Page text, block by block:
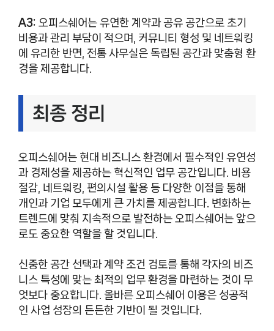
A3: 오피스쉐어는 유연한 계약과 공유 공간으로 초기
비용과 관리 부담이 적으며, 커뮤니티 형성 및 네트워킹
에 유리한 반면, 전통 사무실은 독립된 공간과 맞춤형 환
경을 제공합니다.
최종 정리
오피스쉐어는 현대 비즈니스 환경에서 필수적인 유연성
과 경제성을 제공하는 혁신적인 업무 공간입니다. 비용
절감, 네트워킹, 편의시설 활용 등 다양한 이점을 통해
개인과 기업 모두에게 큰 가치를 제공합니다. 변화하는
트렌드에 맞춰 지속적으로 발전하는 오피스쉐어는 앞으
로도 중요한 역할을 할 것입니다.
신중한 공간 선택과 계약 조건 검토를 통해 각자의 비즈
니스 특성에 맞는 최적의 업무 환경을 마련하는 것이 무
엇보다 중요합니다. 올바른 오피스쉐어 이용은 성공적
인 사업 성장의 든든한 기반이 될 것입니다.